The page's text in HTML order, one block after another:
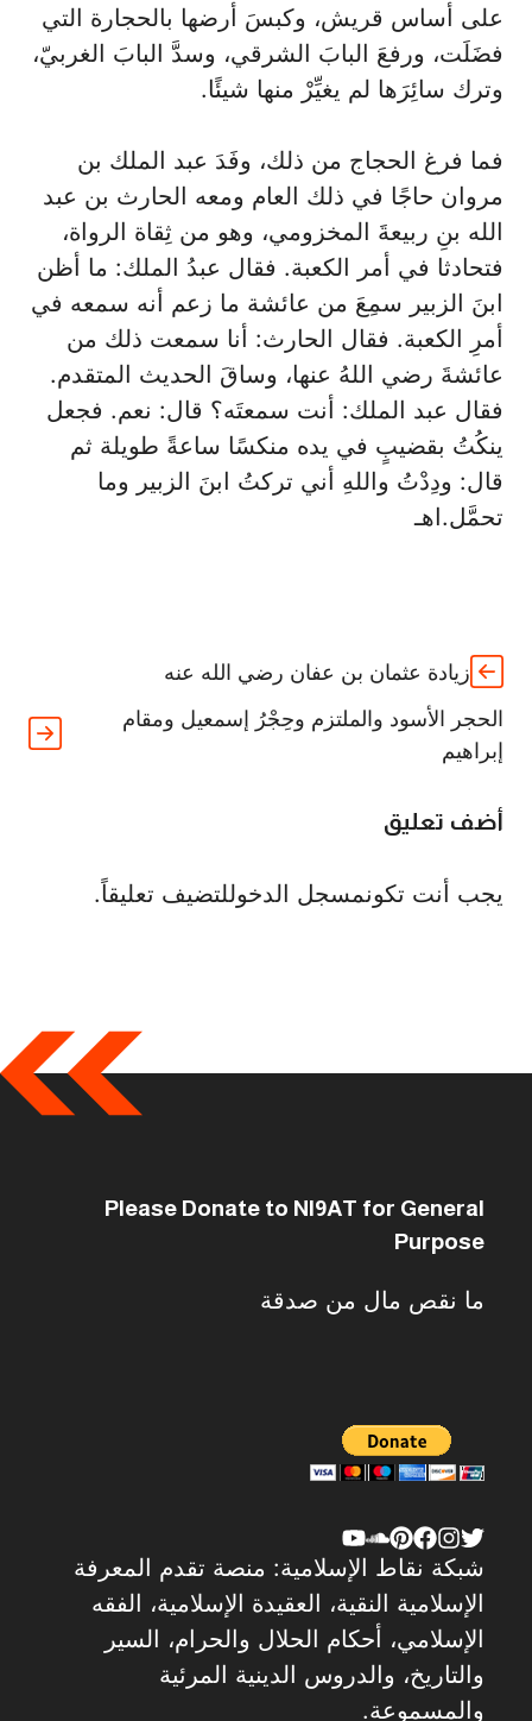
على أساس قريش، وكبسَ أرضها بالحجارة التي
فضَلَت، ورفعَ البابَ الشرقي، وسدَّ البابَ الغربيّ،
وترك سائِرَها لم يغيِّرْ منها شيئًا.
فما فرغ الحجاج من ذلك، وفَدَ عبد الملك بن
مروان حاجًا في ذلك العام ومعه الحارث بن عبد
الله بنِ ربيعةَ المخزومي، وهو من ثِقاة الرواة،
فتحادثا في أمر الكعبة. فقال عبدُ الملك: ما أظن
ابنَ الزبير سمِعَ من عائشة ما زعم أنه سمعه في
أمرِ الكعبة. فقال الحارث: أنا سمعت ذلك من
عائشةَ رضي اللهُ عنها، وساقَ الحديث المتقدم.
فقال عبد الملك: أنت سمعتَه؟ قال: نعم. فجعل
ينكُتُ بقضيبٍ في يده منكسًا ساعةً طويلة ثم
قال: ودِدْتُ واللهِ أني تركتُ ابنَ الزبير وما
تحمَّل.اهـ
زيادة عثمان بن عفان رضي الله عنه
الحجر الأسود والملتزم وحِجْرُ إسمعيل ومقام
إبراهيم
أضف تعليق
يجب أنت تكونمسجل الدخوللتضيف تعليقاً.
Please Donate to NI9AT for General
Purpose
ما نقص مال من صدقة
شبكة نقاط الإسلامية: منصة تقدم المعرفة
الإسلامية النقية، العقيدة الإسلامية، الفقه
الإسلامي، أحكام الحلال والحرام، السير
والتاريخ، والدروس الدينية المرئية
والمسموعة.